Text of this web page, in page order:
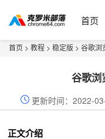
首页
首页 > 教程 > 稳定版 > 谷歌浏
谷歌浏
更新时间：2022-
正文介绍